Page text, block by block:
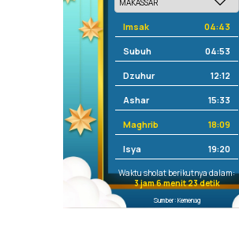
Imsak 04:43
Subuh 04:53
Dzuhur 12:12
Ashar 15:33
Maghrib 18:09
Isya 19:20
Waktu sholat berikutnya dalam:
3 jam 6 menit 23 detik
Sumber: Kemenag